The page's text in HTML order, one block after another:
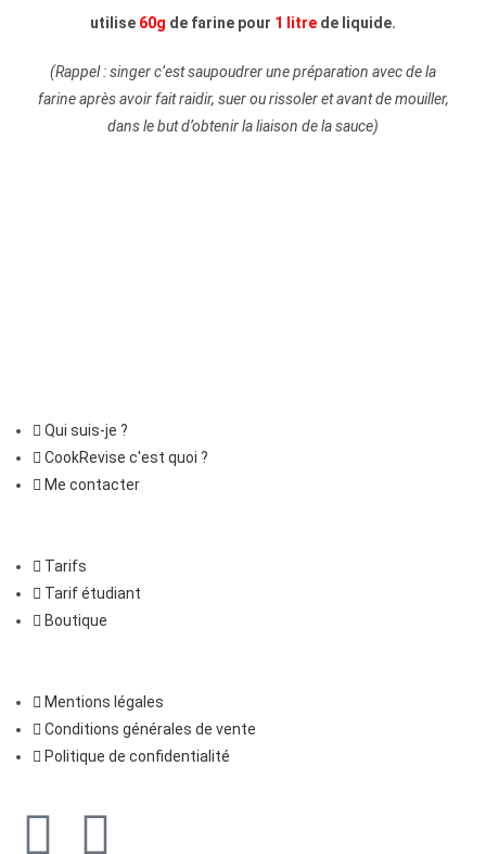
utilise 60g de farine pour 1 litre de liquide.
(Rappel : singer c’est saupoudrer une préparation avec de la
farine après avoir fait raidir, suer ou rissoler et avant de mouiller,
dans le but d’obtenir la liaison de la sauce)
Qui suis-je ?
CookRevise c'est quoi ?
Me contacter
Tarifs
Tarif étudiant
Boutique
Mentions légales
Conditions générales de vente
Politique de confidentialité